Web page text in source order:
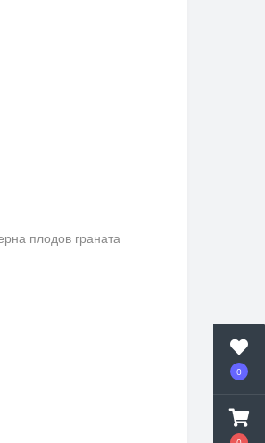
0
плодов граната